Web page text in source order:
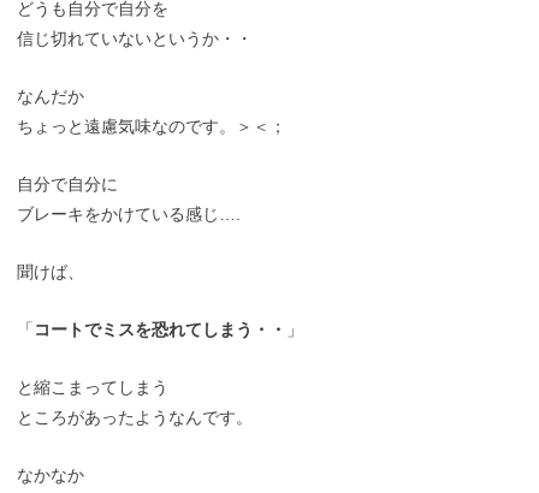
どうも自分で自分を
信じ切れていないというか・・
なんだか
ちょっと遠慮気味なのです。＞＜；
自分で自分に
ブレーキをかけている感じ….
聞けば、
「 コートでミスを恐れてしまう・・ 」
と縮こまってしまう
ところがあったようなんです。
なかなか